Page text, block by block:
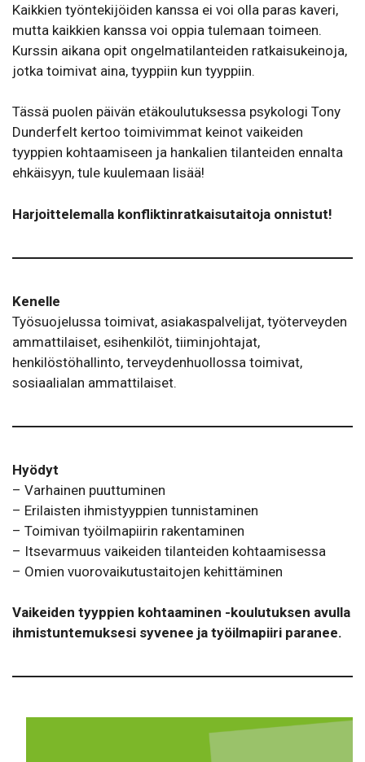
Kaikkien työntekijöiden kanssa ei voi olla paras kaveri,
mutta kaikkien kanssa voi oppia tulemaan toimeen.
Kurssin aikana opit ongelmatilanteiden ratkaisukeinoja,
jotka toimivat aina, tyyppiin kun tyyppiin.
Tässä puolen päivän etäkoulutuksessa psykologi Tony
Dunderfelt kertoo toimivimmat keinot vaikeiden
tyyppien kohtaamiseen ja hankalien tilanteiden ennalta
ehkäisyyn, tule kuulemaan lisää!
Harjoittelemalla konfliktinratkaisutaitoja onnistut!
Kenelle
Työsuojelussa toimivat, asiakaspalvelijat, työterveyden
ammattilaiset, esihenkilöt, tiiminjohtajat,
henkilöstöhallinto, terveydenhuollossa toimivat,
sosiaalialan ammattilaiset.
Hyödyt
– Varhainen puuttuminen
– Erilaisten ihmistyyppien tunnistaminen
– Toimivan työilmapiirin rakentaminen
– Itsevarmuus vaikeiden tilanteiden kohtaamisessa
– Omien vuorovaikutustaitojen kehittäminen
Vaikeiden tyyppien kohtaaminen -koulutuksen avulla
ihmistuntemuksesi syvenee ja työilmapiiri paranee.